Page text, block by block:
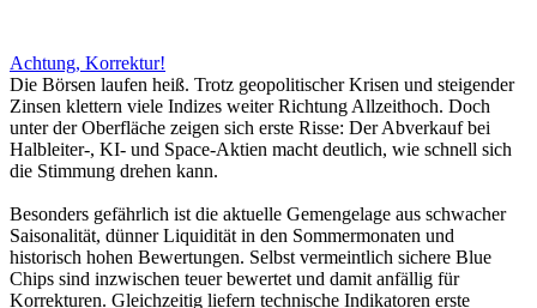
Achtung, Korrektur!
Die Börsen laufen heiß. Trotz geopolitischer Krisen und steigender
Zinsen klettern viele Indizes weiter Richtung Allzeithoch. Doch
unter der Oberfläche zeigen sich erste Risse: Der Abverkauf bei
Halbleiter-, KI- und Space-Aktien macht deutlich, wie schnell sich
die Stimmung drehen kann.
Besonders gefährlich ist die aktuelle Gemengelage aus schwacher
Saisonalität, dünner Liquidität in den Sommermonaten und
historisch hohen Bewertungen. Selbst vermeintlich sichere Blue
Chips sind inzwischen teuer bewertet und damit anfällig für
Korrekturen. Gleichzeitig liefern technische Indikatoren erste